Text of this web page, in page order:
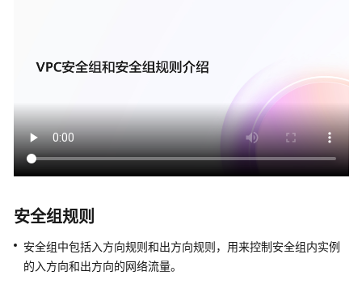
弹
卡
访
制
VPC
访
安全组规则
安全组中包括入方向规则和出方向规则，用来控制安全组内实例
的入方向和出方向的网络流量。